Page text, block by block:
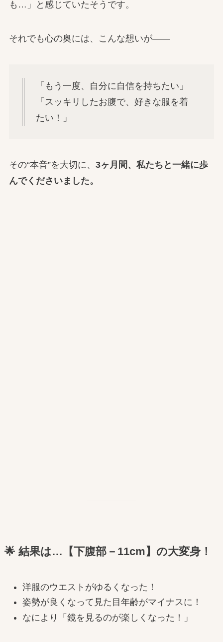
も…」と感じていたそうです。
それでも心の奥には、こんな想いが——
「もう一度、自分に自信を持ちたい」
「スッキリしたお腹で、好きな服を着
たい！」
その“本音”を大切に、 3ヶ月間、私たちと一緒に歩
んでくださいました。
🌟 結果は…【下腹部－11cm】の大変身！
洋服のウエストがゆるくなった！
姿勢が良くなって見た目年齢がマイナスに！
なにより「鏡を見るのが楽しくなった！」